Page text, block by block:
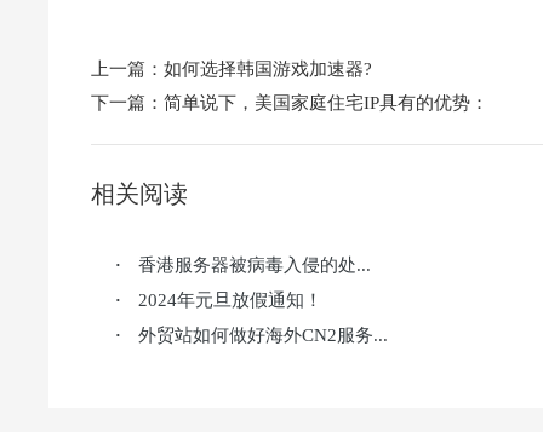
上一篇： 如何选择韩国游戏加速器?
下一篇： 简单说下，美国家庭住宅IP具有的优势：
相关阅读
· 香港服务器被病毒入侵的处...
· 2024年元旦放假通知！
· 外贸站如何做好海外CN2服务...